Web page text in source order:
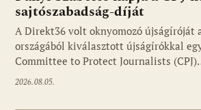
Fotó: media1.hu
sajtószabadság-díját
A Direkt36 volt oknyomozó újságíróját
országából kiválasztott újságírókkal
Committee to Protect Journalists
2026.08.05.